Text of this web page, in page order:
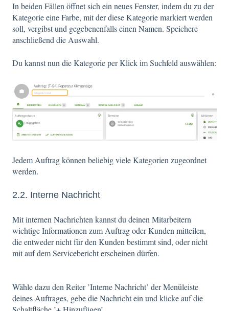
In beiden Fällen öffnet sich ein neues Fenster, indem du zu der
Kategorie eine Farbe, mit der diese Kategorie markiert werden
soll, vergibst und gegebenenfalls einen Namen. Speichere
anschließend die Auswahl.
Du kannst nun die Kategorie per Klick im Suchfeld auswählen:
Jedem Auftrag können beliebig viele Kategorien zugeordnet
werden.
2.2. Interne Nachricht
Mit internen Nachrichten kannst du deinen Mitarbeitern
wichtige Informationen zum Auftrag oder Kunden mitteilen,
die entweder nicht für den Kunden bestimmt sind, oder nicht
mit auf dem Servicebericht erscheinen dürfen.
Wähle dazu den Reiter ’Interne Nachricht’ der Menüleiste
deines Auftrages, gebe die Nachricht ein und klicke auf die